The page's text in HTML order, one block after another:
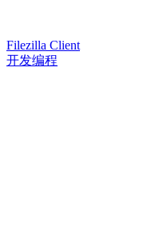
Filezilla Client
开发编程